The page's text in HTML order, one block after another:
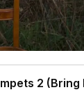
2 (Bring